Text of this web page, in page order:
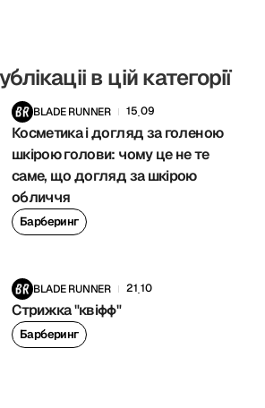
в цій категорії
BLADE RUNNER 15.09
Косметика і догляд за голеною
шкірою голови: чому це не те
саме, що догляд за шкірою
обличчя
Барберинг
BLADE RUNNER 21.10
Стрижка "квіфф"
Барберинг